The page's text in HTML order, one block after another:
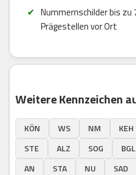
Nummernschilder bis zu
Prägestellen vor Ort
Weitere Kennzeichen
KÖN WS NM KEH
STE
ALZ SOG BGL
AN
STA NU SAD